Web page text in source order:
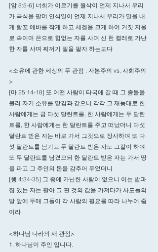
[암 8:5-6] 너희가 이르기를 월삭이 언제 지나서 우리
가 곡식을 팔며 안식일이 언제 지나서 우리가 밀을 내
게 할꼬 에바를 작게 하고 세겔을 크게 하여 거짓 저울
로 속이며 은으로 힘없는 자를 사며 신 한 켤레로 가난
한 자를 사며 찌꺼기 밀을 팔자 하는도다
<소유에 관한 세상의 두 관점 : 자본주의 vs. 사회주의
>
[마 25:14-18] 또 어떤 사람이 타국에 갈 때 그 종들을
불러 자기 소유를 맡김과 같으니 각각 그 재능대로 한
사람에게는 금 다섯 달란트를, 한 사람에게는 두 달란
트를, 한 사람에게는 한 달란트를 주고 떠났더니 다섯
달란트 받은 자는 바로 가서 그것으로 장사하여 또 다
섯 달란트를 남기고 두 달란트 받은 자도 그같이 하여
또 두 달란트를 남겼으되 한 달란트 받은 자는 가서 땅
을 파고 그 주인의 돈을 감추어 두었더니
[행 4:34-35] 그 중에 가난한 사람이 없으니 이는 밭과
집 있는 자는 팔아 그 판 것의 값을 가져다가 사도들의
발 앞에 두매 그들이 각 사람의 필요를 따라 나누어 줌
이라
<하나님 나라의 새 관점>
1. 하나님이 주인 입니다.